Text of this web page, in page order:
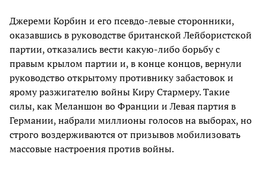
Джереми Корбин и его псевдо-левые сторонники,
оказавшись в руководстве британской Лейбористской
партии, отказались вести какую-либо борьбу с
правым крылом партии и, в конце концов, вернули
руководство открытому противнику забастовок и
ярому разжигателю войны Киру Стармеру. Такие
силы, как Меланшон во Франции и Левая партия в
Германии, набрали миллионы голосов на выборах, но
строго воздерживаются от призывов мобилизовать
массовые настроения против войны.